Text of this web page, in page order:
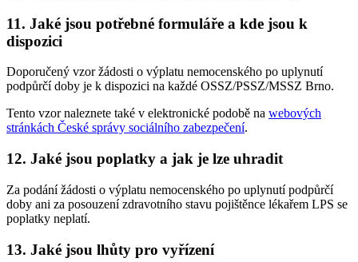
11. Jaké jsou potřebné formuláře a kde jsou k
dispozici
Doporučený vzor žádosti o výplatu nemocenského po uplynutí
podpůrčí doby je k dispozici na každé OSSZ/PSSZ/MSSZ Brno.
Tento vzor naleznete také v elektronické podobě na webových
stránkách České správy sociálního zabezpečení.
12. Jaké jsou poplatky a jak je lze uhradit
Za podání žádosti o výplatu nemocenského po uplynutí podpůrčí
doby ani za posouzení zdravotního stavu pojištěnce lékařem LPS se
poplatky neplatí.
13. Jaké jsou lhůty pro vyřízení